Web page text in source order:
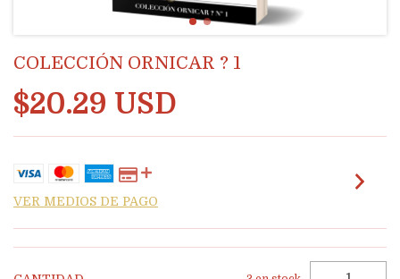
COLECCIÓN ORNICAR ? 1
$20.29 USD
VER MEDIOS DE PAGO